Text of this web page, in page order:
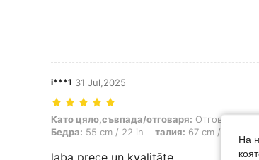
i***1 31 Jul,2025
Като цяло,съвпада/отговаря: Отговаря на
Като цяло,съвпада/отговаря: Отговаря на
Бедра: 55 cm / 22 in талия: 67 cm / 26 in
laba prece un kvalitāte
На